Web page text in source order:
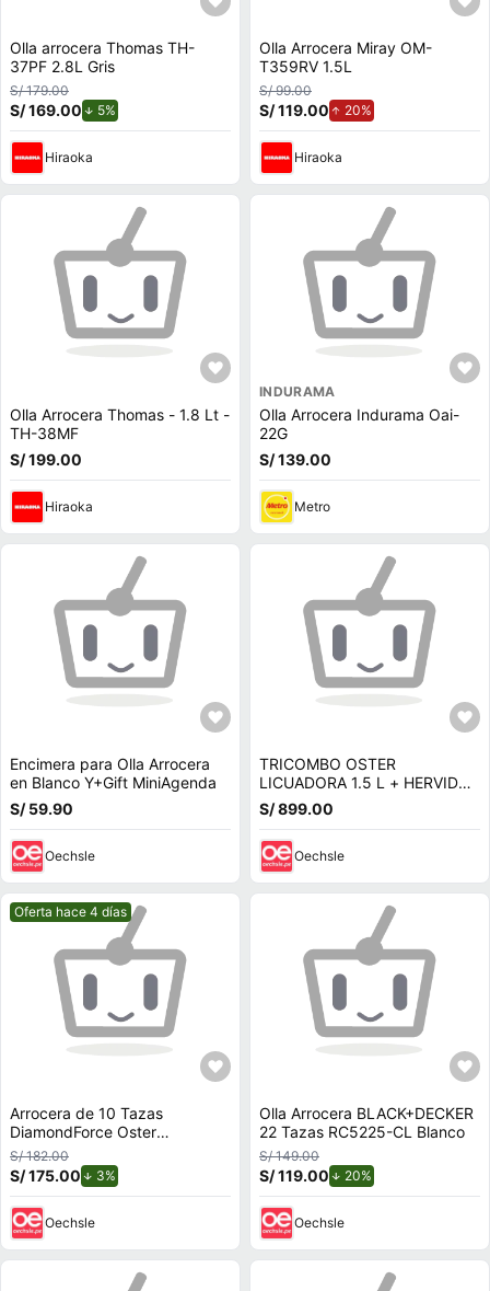
Olla arrocera Thomas TH-
37PF 2.8L Gris
S/ 179.00
S/ 169.00 5%
Hiraoka
Olla Arrocera Miray OM-
T359RV 1.5L
S/ 99.00
S/ 119.00 20%
Hiraoka
Olla Arrocera Thomas - 1.8 Lt -
TH-38MF
S/ 199.00
Hiraoka
INDURAMA
Olla Arrocera Indurama Oai-
22G
S/ 139.00
Metro
Encimera para Olla Arrocera
en Blanco Y+Gift MiniAgenda
S/ 59.90
Oechsle
TRICOMBO OSTER
LICUADORA 1.5 L + HERVIDOR
Y OLLA ARROCERA
S/ 899.00
Oechsle
Mejor precio.
Oferta hace 4 días
Arrocera de 10 Tazas
DiamondForce Oster
CKSTRCB10DFBLK- Negro
S/ 182.00
S/ 175.00 3%
Oechsle
Olla Arrocera BLACK+DECKER
22 Tazas RC5225-CL Blanco
S/ 149.00
S/ 119.00 20%
Oechsle